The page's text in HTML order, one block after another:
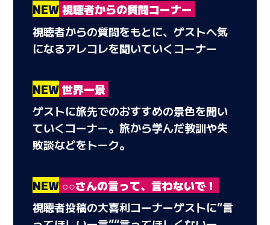
NEW 視聴者からの質問コーナー
視聴者からの質問をもとに、ゲストへ気
になるアレコレを聞いていくコーナー
NEW 世界一景
ゲストに旅先でのおすすめの景色を聞い
ていくコーナー。旅から学んだ教訓や失
敗談などをトーク。
NEW ○○さんの言って、言わないで！
視聴者投稿の大喜利コーナーゲストに“言